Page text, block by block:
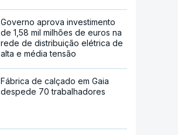
Governo aprova investimento
de 1,58 mil milhões de euros na
rede de distribuição elétrica de
alta e média tensão
Fábrica de calçado em Gaia
despede 70 trabalhadores